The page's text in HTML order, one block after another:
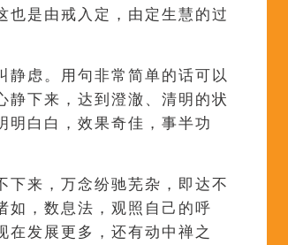
也是由戒入定，由定生慧的过
静虑。用句非常简单的话可以
静下来，达到澄澈、清明的状
明白白，效果奇佳，事半功
下来，万念纷驰芜杂，即达不
如，数息法，观照自己的呼
在发展更多，还有动中禅之